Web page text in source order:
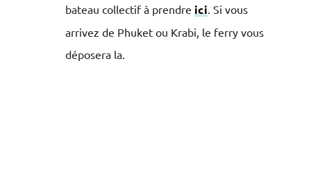
bateau collectif à prendre ici. Si vous
arrivez de Phuket ou Krabi, le ferry vous
déposera la.